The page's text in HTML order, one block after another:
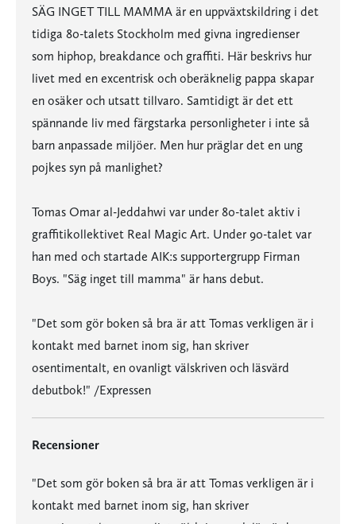
SÄG INGET TILL MAMMA är en uppväxtskildring i det
tidiga 80-talets Stockholm med givna ingredienser
som hiphop, breakdance och graffiti. Här beskrivs hur
livet med en excentrisk och oberäknelig pappa skapar
en osäker och utsatt tillvaro. Samtidigt är det ett
spännande liv med färgstarka personligheter i inte så
barn anpassade miljöer. Men hur präglar det en ung
pojkes syn på manlighet?
Tomas Omar al-Jeddahwi var under 80-talet aktiv i
graffitikollektivet Real Magic Art. Under 90-talet var
han med och startade AIK:s supportergrupp Firman
Boys. "Säg inget till mamma" är hans debut.
"Det som gör boken så bra är att Tomas verkligen är i
kontakt med barnet inom sig, han skriver
osentimentalt, en ovanligt välskriven och läsvärd
debutbok!" /Expressen
Recensioner
"Det som gör boken så bra är att Tomas verkligen är i
kontakt med barnet inom sig, han skriver